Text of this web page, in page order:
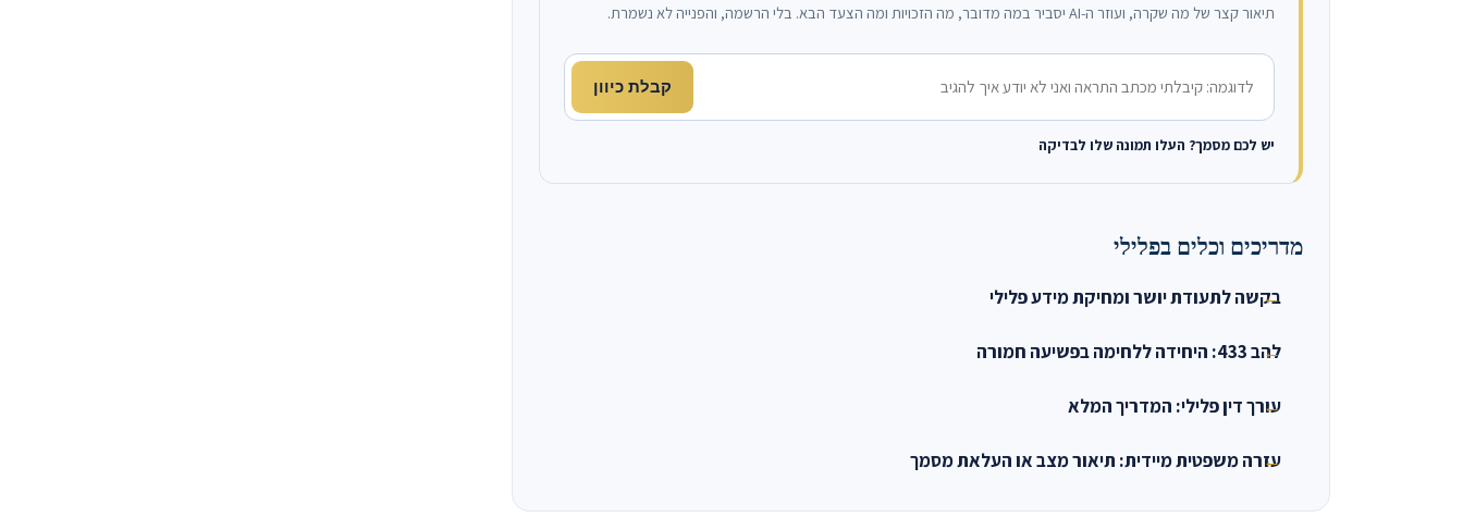
תיאור קצר של מה שקרה, ועוזר ה-AI יסביר במה מדובר, מה הזכויות ומה הצעד הבא. בלי הרשמה, והפנייה לא נשמרת.
מה קרה? קבלת כיוון
יש לכם מסמך? העלו תמונה שלו לבדיקה
מדריכים וכלים בפלילי
בקשה לתעודת יושר ומחיקת מידע פלילי
להב 433: היחידה ללחימה בפשיעה חמורה
עורך דין פלילי: המדריך המלא
עזרה משפטית מיידית: תיאור מצב או העלאת מסמך